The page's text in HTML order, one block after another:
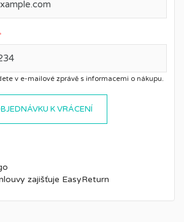
v e-mailové zprávě s informacemi o nákupu.
K VRÁCENÍ
zajišťuje EasyReturn